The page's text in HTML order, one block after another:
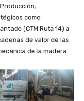
como
(CTM Ruta 14) a
de valor de las
de la madera.